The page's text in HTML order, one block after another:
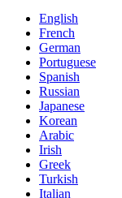
English
French
German
Portuguese
Spanish
Russian
Japanese
Korean
Arabic
Irish
Greek
Turkish
Italian